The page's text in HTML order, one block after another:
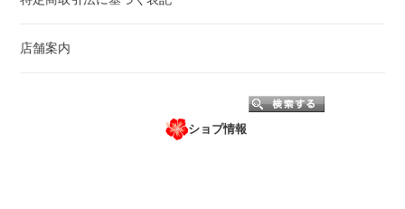
店舗案内
ショプ情報